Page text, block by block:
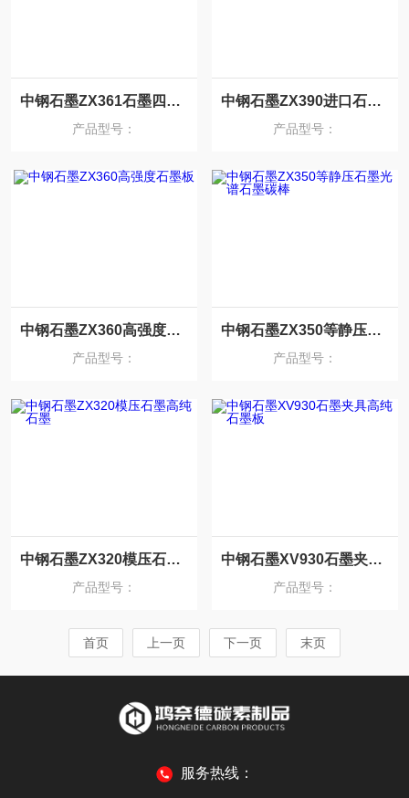
中钢石墨ZX361石墨四分卡瓣石墨制品
产品型号：
中钢石墨ZX390进口石墨模具
产品型号：
中钢石墨ZX360高强度石墨板
产品型号：
中钢石墨ZX350等静压石墨光谱石墨碳棒
产品型号：
中钢石墨ZX320模压石墨高纯石墨
产品型号：
中钢石墨XV930石墨夹具高纯石墨板
产品型号：
首页 上一页 下一页 末页
服务热线：